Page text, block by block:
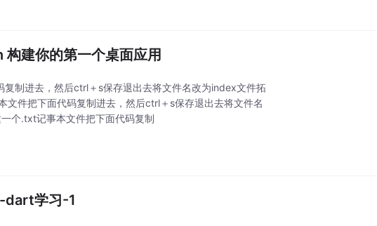
构建你的第一个桌面应用
制进去，然后ctrl＋s保存退出去将文件名改为index文件拓
件把下面代码复制进去，然后ctrl＋s保存退出去将文件名
个.txt记事本文件把下面代码复制
dart学习-1